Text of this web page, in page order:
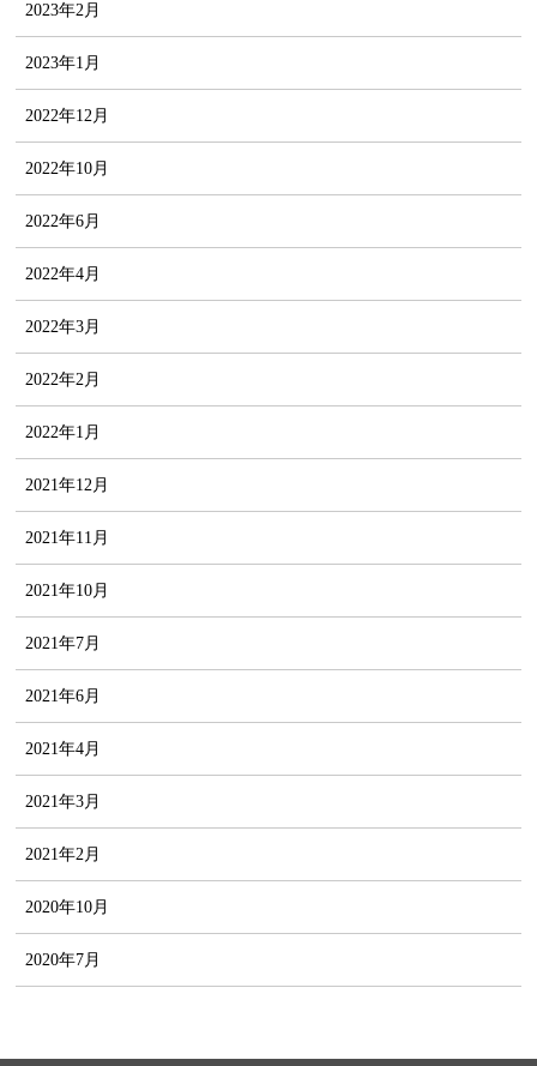
2023年2月
2023年1月
2022年12月
2022年10月
2022年6月
2022年4月
2022年3月
2022年2月
2022年1月
2021年12月
2021年11月
2021年10月
2021年7月
2021年6月
2021年4月
2021年3月
2021年2月
2020年10月
2020年7月